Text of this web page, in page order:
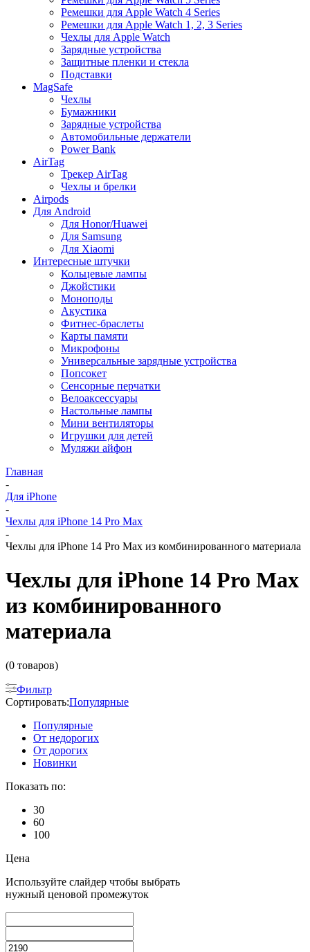
Ремешки для Apple Watch 4 Series
Ремешки для Apple Watch 1, 2, 3 Series
Чехлы для Apple Watch
Зарядные устройства
Защитные пленки и стекла
Подставки
MagSafe
Чехлы
Бумажники
Зарядные устройства
Автомобильные держатели
Power Bank
AirTag
Трекер AirTag
Чехлы и брелки
Airpods
Для Android
Для Honor/Huawei
Для Samsung
Для Xiaomi
Интересные штучки
Кольцевые лампы
Джойстики
Моноподы
Акустика
Фитнес-браслеты
Карты памяти
Микрофоны
Универсальные зарядные устройства
Попсокет
Сенсорные перчатки
Велоаксессуары
Настольные лампы
Мини вентиляторы
Игрушки для детей
Муляжи айфон
Главная
-
Для iPhone
-
Чехлы для iPhone 14 Pro Max
-
Чехлы для iPhone 14 Pro Max из комбинированного материала
Чехлы для iPhone 14 Pro Max
из комбинированного
материала
(0 товаров)
Фильтр
Сортировать:Популярные
Популярные
От недорогих
От дорогих
Новинки
Показать по:
30
60
100
Цена
Используйте слайдер чтобы выбрать
нужный ценовой промежуток